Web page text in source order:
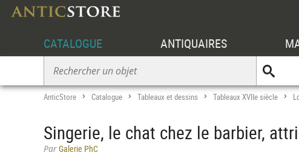
CATALOGUE ANTIQUAIRES
AnticStore > Catalogue > Tableaux et dessins > Tableaux XVIIe siècle >
Singerie, le chat chez le barbier,
ParGalerie PhC